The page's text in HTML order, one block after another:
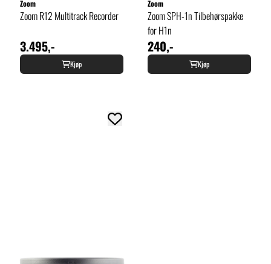
Zoom
Zoom R12 Multitrack Recorder
3.495,-
Kjøp
Zoom
Zoom SPH-1n Tilbehørspakke
for H1n
240,-
Kjøp